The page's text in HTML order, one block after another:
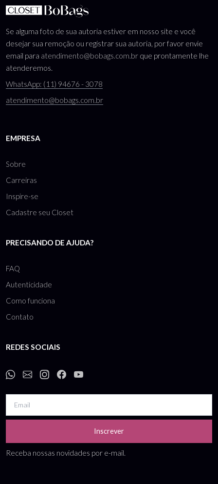
Se alguma foto de sua autoria estiver em nosso site e você
desejar sua remoção ou registrar sua autoria, por favor envie
email para atendimento@bobags.com.br que prontamente lhe
atenderemos.
WhatsApp: (11) 94676 - 3078
atendimento@bobags.com.br
EMPRESA
Sobre
Carreiras
Inspire-se
Cadastre seu Closet
PRECISANDO DE AJUDA?
FAQ
Autenticidade
Como funciona
Contato
REDES SOCIAIS
Inscrever
Receba nossas novidades por e-mail.